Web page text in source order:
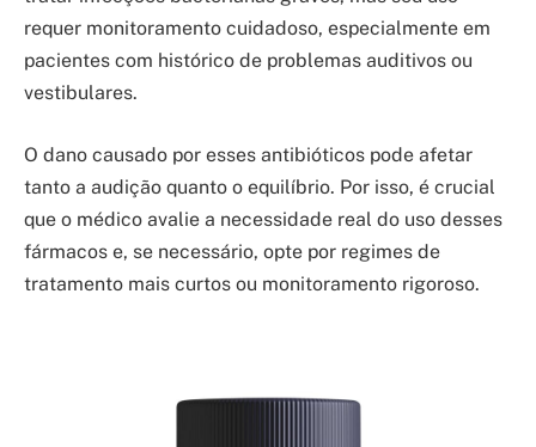
requer monitoramento cuidadoso, especialmente em
pacientes com histórico de problemas auditivos ou
vestibulares.
O dano causado por esses antibióticos pode afetar
tanto a audição quanto o equilíbrio. Por isso, é crucial
que o médico avalie a necessidade real do uso desses
fármacos e, se necessário, opte por regimes de
tratamento mais curtos ou monitoramento rigoroso.